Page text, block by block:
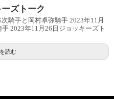
ズトーク
騎手と岡村卓弥騎手 2023年11月
2023年11月26日ジョッキーズト
読む